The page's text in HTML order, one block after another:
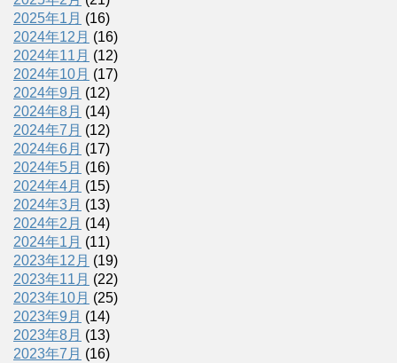
2025年1月 (16)
2024年12月 (16)
2024年11月 (12)
2024年10月 (17)
2024年9月 (12)
2024年8月 (14)
2024年7月 (12)
2024年6月 (17)
2024年5月 (16)
2024年4月 (15)
2024年3月 (13)
2024年2月 (14)
2024年1月 (11)
2023年12月 (19)
2023年11月 (22)
2023年10月 (25)
2023年9月 (14)
2023年8月 (13)
2023年7月 (16)